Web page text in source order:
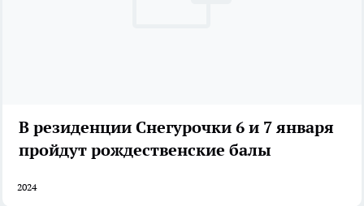
В резиденции Снегурочки 6 и 7 января
пройдут рождественские балы
2024